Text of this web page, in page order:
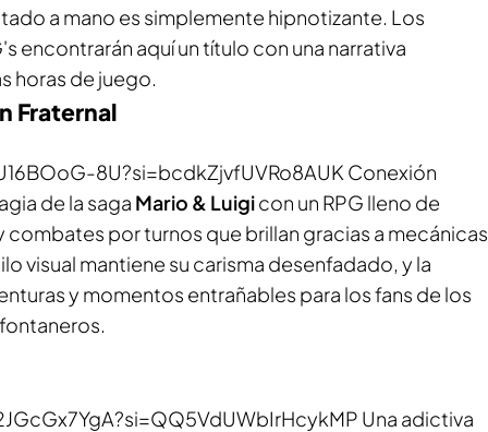
a mano es simplemente hipnotizante. Los
encontrarán aquí un título con una narrativa
horas de juego.
Fraternal
8U?si=bcdkZjvfUVRo8AUK Conexión
de la saga Mario & Luigicon un RPG lleno de
combates por turnos que brillan gracias a mecánicas
visual mantiene su carisma desenfadado, y la
y momentos entrañables para los fans de los
Una adictiva